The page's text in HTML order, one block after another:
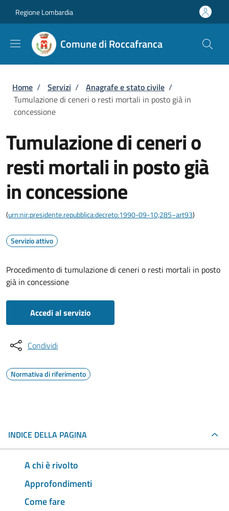
Regione Lombardia
Comune di Roccafranca
Briciole di pane
Home / Servizi / Anagrafe e stato civile /
Tumulazione di ceneri o resti mortali in posto già in
concessione
Tumulazione di ceneri o
resti mortali in posto già
in concessione
(urn:nir:presidente.repubblica:decreto:1990-09-10;285~art93)
Servizio attivo
Procedimento di tumulazione di ceneri o resti mortali in posto
già in concessione
Accedi al servizio
Condividi
Normativa di riferimento
INDICE DELLA PAGINA
A chi è rivolto
Approfondimenti
Come fare